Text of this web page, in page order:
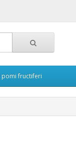
pomi fructiferi